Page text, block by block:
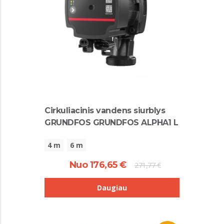
Cirkuliacinis vandens siurblys
GRUNDFOS GRUNDFOS ALPHA1 L
4 m 6 m
Nuo 176,65 € 271,77 €
Daugiau